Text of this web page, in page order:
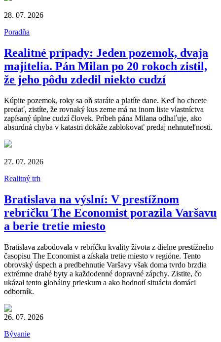
28. 07. 2026
Poradňa
Realitné prípady: Jeden pozemok, dvaja
majitelia. Pán Milan po 20 rokoch zistil,
že jeho pôdu zdedil niekto cudzí
Kúpite pozemok, roky sa oň staráte a platíte dane. Keď ho chcete
predať, zistíte, že rovnaký kus zeme má na inom liste vlastníctva
zapísaný úplne cudzí človek. Príbeh pána Milana odhaľuje, ako
absurdná chyba v katastri dokáže zablokovať predaj nehnuteľnosti.
27. 07. 2026
Realitný trh
Bratislava na výslní: V prestížnom
rebríčku The Economist porazila Varšavu
a berie tretie miesto
Bratislava zabodovala v rebríčku kvality života z dielne prestížneho
časopisu The Economist a získala tretie miesto v regióne. Tento
obrovský úspech a predbehnutie Varšavy však doma tvrdo brzdia
extrémne drahé byty a každodenné dopravné zápchy. Zistite, čo
ukázal tento globálny prieskum a ako hodnotí situáciu domáci
odborník.
26. 07. 2026
Bývanie